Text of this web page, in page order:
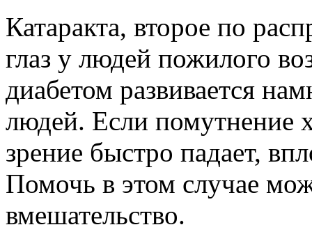
Катаракта, второе по
глаз у людей пожилого
диабетом развивается
людей. Если помутнение
зрение быстро падает,
Помочь в этом случае
вмешательство.